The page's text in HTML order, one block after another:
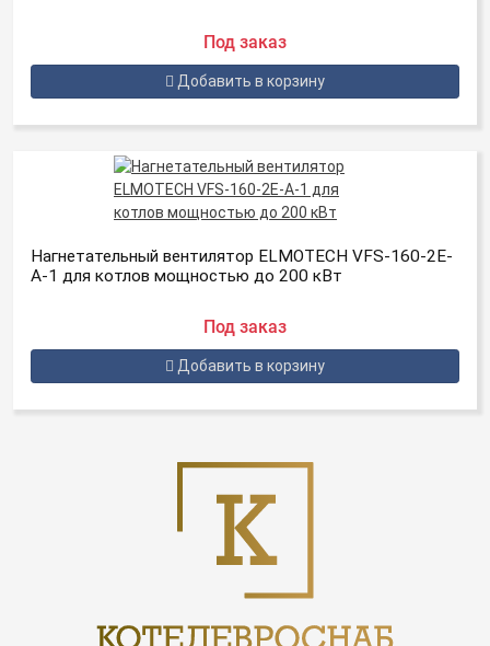
Под заказ
Добавить в корзину
Нагнетательный вентилятор ELMOTECH VFS-160-2E-
A-1 для котлов мощностью до 200 кВт
Под заказ
Добавить в корзину